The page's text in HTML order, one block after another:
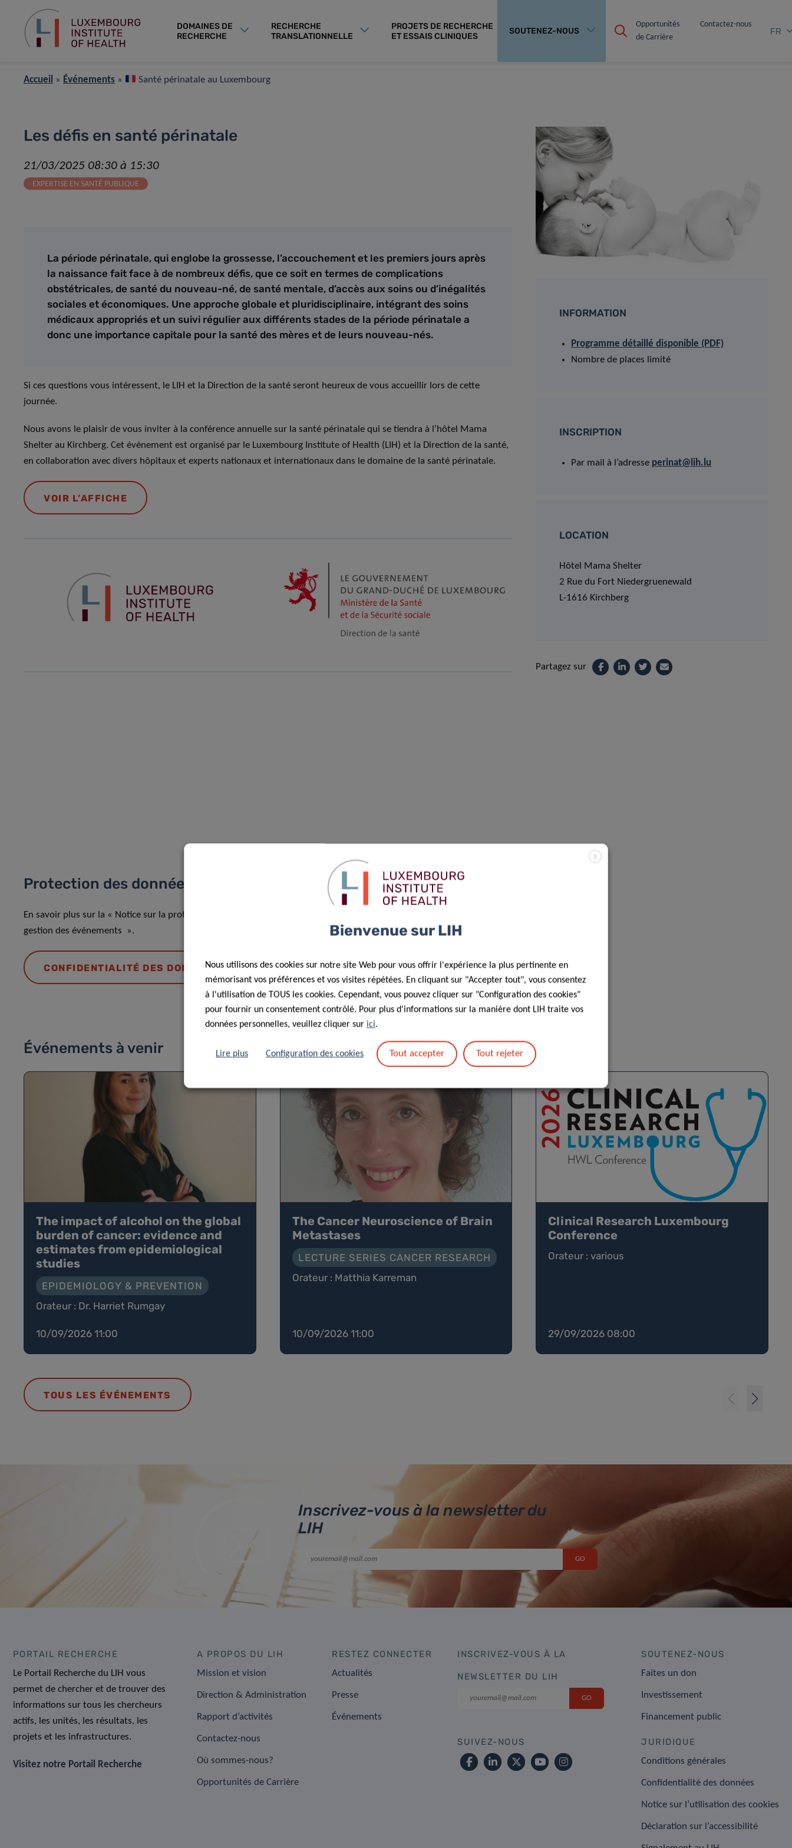
DOMAINES DE
RECHERCHE
RECHERCHE
TRANSLATIONNELLE
PROJETS DE RECHERCHE
ET ESSAIS CLINIQUES
SOUTENEZ-NOUS
Opportunités
de Carrière
Contactez-nous
FR
Accueil » Événements » Santé périnatale au Luxembourg
Les défis en santé périnatale
21/03/2025 08:30 à 15:30
EXPERTISE EN SANTÉ PUBLIQUE
La période périnatale, qui englobe la grossesse, l’accouchement et les premiers jours après
la naissance fait face à de nombreux défis, que ce soit en termes de complications
obstétricales, de santé du nouveau-né, de santé mentale, d’accès aux soins ou d’inégalités
sociales et économiques. Une approche globale et pluridisciplinaire, intégrant des soins
médicaux appropriés et un suivi régulier aux différents stades de la période périnatale a
donc une importance capitale pour la santé des mères et de leurs nouveau-nés.
Si ces questions vous intéressent, le LIH et la Direction de la santé seront heureux de vous accueillir lors de cette
journée.
Nous avons le plaisir de vous inviter à la conférence annuelle sur la santé périnatale qui se tiendra à l’hôtel Mama
Shelter au Kirchberg. Cet événement est organisé par le Luxembourg Institute of Health (LIH) et la Direction de la santé,
en collaboration avec divers hôpitaux et experts nationaux et internationaux dans le domaine de la santé périnatale.
VOIR L’AFFICHE
INFORMATION
Programme détaillé disponible (PDF)
Nombre de places limité
INSCRIPTION
Par mail à l’adresse perinat@lih.lu
LOCATION
Hôtel Mama Shelter
2 Rue du Fort Niedergruenewald
L-1616 Kirchberg
Partagez sur
Protection des données
En savoir plus sur la « Notice sur la protection des données : traitement des données personnelles dans le cadre de la
gestion des événements ».
CONFIDENTIALITÉ DES DONNÉES
Événements à venir
The impact of alcohol on the global
burden of cancer: evidence and
estimates from epidemiological
studies
EPIDEMIOLOGY & PREVENTION
Orateur : Dr. Harriet Rumgay
10/09/2026 11:00
The Cancer Neuroscience of Brain
Metastases
LECTURE SERIES CANCER RESEARCH
Orateur : Matthia Karreman
10/09/2026 11:00
Clinical Research Luxembourg
Conference
Orateur : various
29/09/2026 08:00
TOUS LES ÉVÉNEMENTS
Inscrivez-vous à la newsletter du
LIH
PORTAIL RECHERCHE
Le Portail Recherche du LIH vous
permet de chercher et de trouver des
informations sur tous les chercheurs
actifs, les unités, les résultats, les
projets et les infrastructures.
Visitez notre Portail Recherche
A PROPOS DU LIH
Mission et vision
Direction & Administration
Rapport d’activités
Contactez-nous
Où sommes-nous?
Opportunités de Carrière
RESTEZ CONNECTER
Actualités
Presse
Événements
INSCRIVEZ-VOUS À LA
NEWSLETTER DU LIH
SUIVEZ-NOUS
SOUTENEZ-NOUS
Faites un don
Investissement
Financement public
JURIDIQUE
Conditions générales
Confidentialité des données
Notice sur l’utilisation des cookies
Déclaration sur l’accessibilité
X
Bienvenue sur LIH
Nous utilisons des cookies sur notre site Web pour vous offrir l'expérience la plus pertinente en
mémorisant vos préférences et vos visites répétées. En cliquant sur "Accepter tout", vous consentez
à l'utilisation de TOUS les cookies. Cependant, vous pouvez cliquer sur "Configuration des cookies"
pour fournir un consentement contrôlé. Pour plus d'informations sur la manière dont LIH traite vos
données personnelles, veuillez cliquer sur ici.
Lire plus Configuration des cookies Tout accepter Tout rejeter